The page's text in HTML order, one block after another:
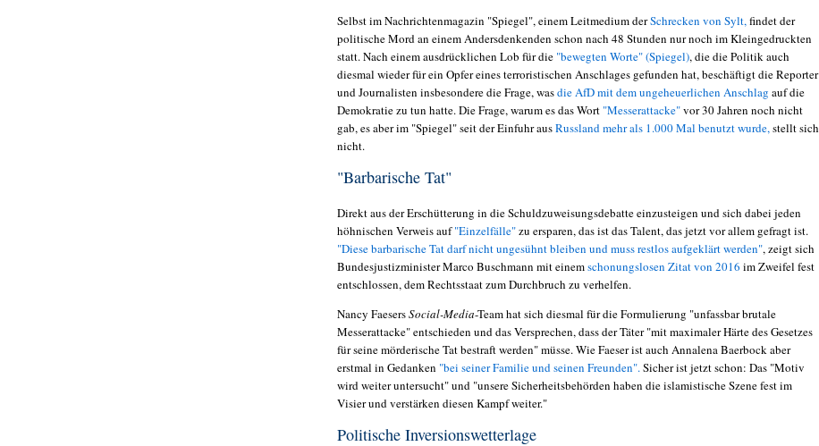
Selbst im Nachrichtenmagazin "Spiegel", einem Leitmedium derSchrecken von Sylt, findet der
politische Mord an einem Andersdenkenden schon nach 48 Stunden nur noch im Kleingedruckten
statt. Nach einem ausdrücklichen Lob für die "bewegten Worte" (Spiegel), die die Politik auch
diesmal wieder für ein Opfer eines terroristischen Anschlages gefunden hat, beschäftigt die Reporter
und Journalisten insbesondere die Frage, wasdie AfD mit dem ungeheuerlichen Anschlag auf die
Demokratie zu tun hatte. Die Frage, warum es das Wort "Messerattacke"vor 30 Jahren noch nicht
gab, es aber im "Spiegel" seit der Einfuhr ausRussland mehr als 1.000 Mal benutzt wurde, stellt sich
nicht.
"Barbarische Tat"
Direkt aus der Erschütterung in die Schuldzuweisungsdebatte einzusteigen und sich dabei jeden
höhnischen Verweis auf"Einzelfälle"zu ersparen, das ist das Talent, das jetzt vor allem gefragt ist.
"Diese barbarische Tat darf nicht ungesühnt bleiben und muss restlos aufgeklärt werden", zeigt sich
Bundesjustizminister Marco Buschmann mit einemschonungslosen Zitat von 2016 im Zweifel fest
entschlossen, dem Rechtsstaat zum Durchbruch zu verhelfen.
Nancy FaesersSocial-Media-Team hat sich diesmal für die Formulierung "unfassbar brutale
Messerattacke" entschieden und das Versprechen, dass derTäter "mit maximaler Härte des Gesetzes
für seine mörderische Tat bestraft werden" müsse. Wie Faeser ist auch Annalena Baerbock aber
erstmal in Gedanken "bei seiner Familie und seinen Freunden". Sicher ist jetzt schon: Das "Motiv
wird weiter untersucht" und "unsere Sicherheitsbehörden haben die islamistische Szene fest im
Visier und verstärken diesen Kampf weiter."
Politische Inversionswetterlage